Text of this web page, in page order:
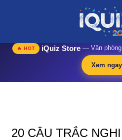
20 Câu Trắc Nghiệm – 6 Quy Luật
quiz.vn@stop article@stop
🛍️
🔥 HOT iQuiz Store — Văn phòng
Xem
20 CÂU TRẮC